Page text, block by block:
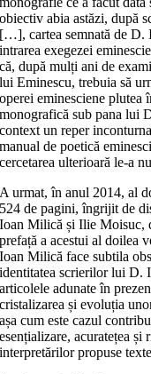
obiectiv abia astăzi, după
[…], cartea semnată de D.
intrarea exegezei
că, după mulți ani de
lui Eminescu, trebuia să
operei eminesciene plutea
monografică sub pana
context un reper
manual de poetică
cercetarea ulterioară le-a
A urmat, în anul 2014, al
524 de pagini, îngrijit de
Ioan Milică și Ilie Moisuc,
prefață a acestui al doilea
Ioan Milică face subtila
identitatea scrierilor lui D.
articolele adunate în
cristalizarea și evoluția
așa cum este cazul
esențializare, acuratețea
interpretărilor propuse